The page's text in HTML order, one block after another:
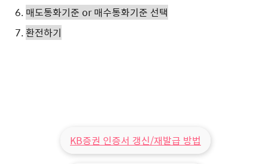
매도통화기준 or 매수통화기준 선택
환전하기
KB증권 인증서 갱신/재발급 방법